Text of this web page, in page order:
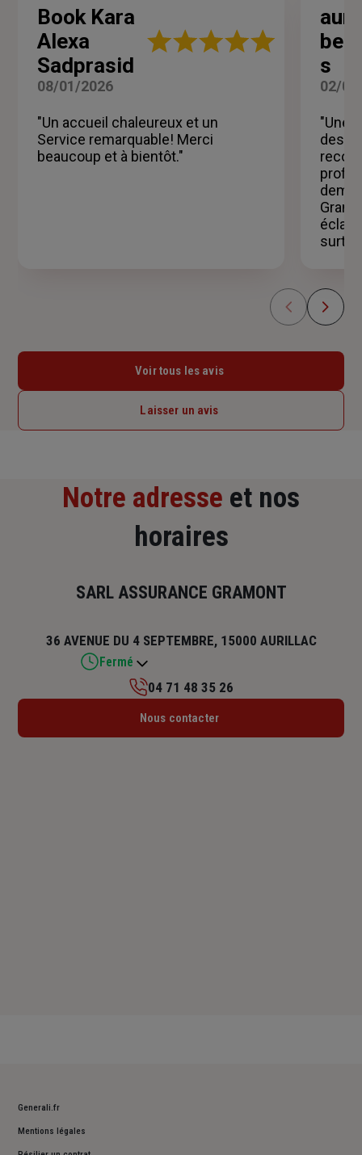
Book Kara
Alexa
Sadprasid
Note
08/01/2026
"Un accueil chaleureux et un
Service remarquable! Merci
beaucoup et à bientôt."
s
02/
"Une
des
Voir tous les avis
Laisser un avis
Notre adresse et nos
horaires
SARL ASSURANCE GRAMONT
36 AVENUE DU 4 SEPTEMBRE, 15000 AURILLAC
Fermé
Lundi : Fermé
04 71 48 35 26
Nous contacter
Generali.fr
Mentions légales